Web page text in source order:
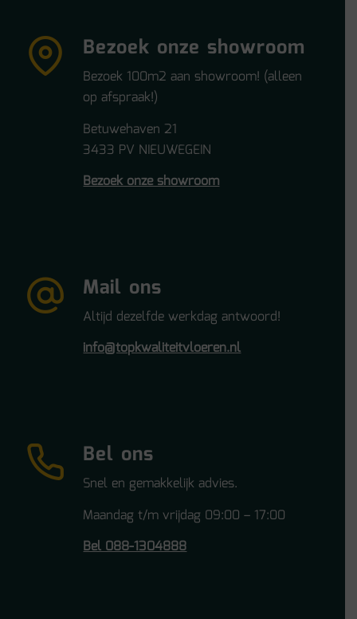
Bezoek onze showroom
Bezoek 100m2 aan showroom! (alleen
op afspraak!)
Betuwehaven 21
3433 PV NIEUWEGEIN
Bezoek onze showroom
Mail ons
Altijd dezelfde werkdag antwoord!
info@topkwaliteitvloeren.nl
Bel ons
Snel en gemakkelijk advies.
Maandag t/m vrijdag 09:00 – 17:00
Bel 088-1304888